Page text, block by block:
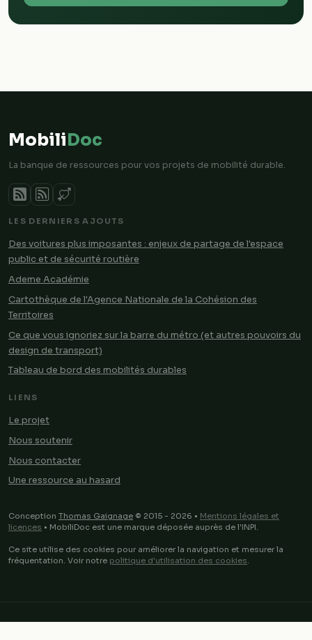
MobiliDoc
La banque de ressources pour vos projets de mobilité durable.
LES DERNIERS AJOUTS
Des voitures plus imposantes : enjeux de partage de l'espace
public et de sécurité routière
Ademe Académie
Cartothèque de l'Agence Nationale de la Cohésion des
Territoires
Ce que vous ignoriez sur la barre du métro (et autres pouvoirs du
design de transport)
Tableau de bord des mobilités durables
LIENS
Le projet
Nous soutenir
Nous contacter
Une ressource au hasard
Conception Thomas Gaignage © 2015 - 2026 • Mentions légales et
licences • MobiliDoc est une marque déposée auprès de l'INPI.
Ce site utilise des cookies pour améliorer la navigation et mesurer la
fréquentation. Voir notre politique d'utilisation des cookies